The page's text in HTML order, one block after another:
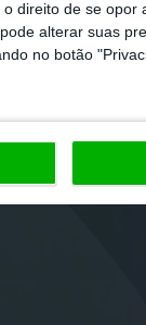
direito de se
alterar suas
no botão